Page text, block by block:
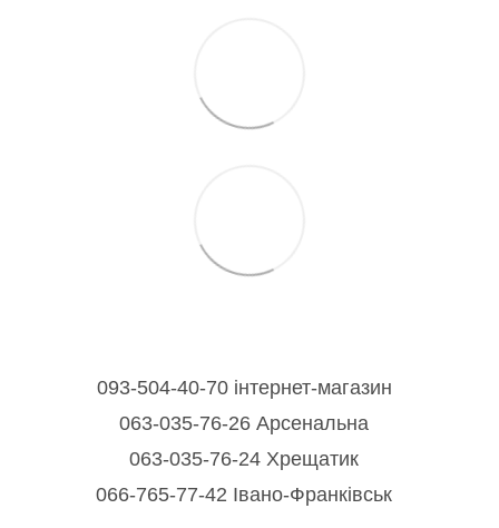
093-504-40-70 інтернет-магазин
063-035-76-26 Арсенальна
063-035-76-24 Хрещатик
066-765-77-42 Івано-Франківськ